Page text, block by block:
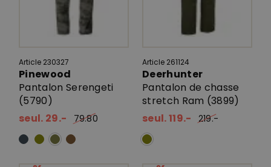
Article 230327
Pinewood
Pantalon Serengeti
(5790)
seul. 29.-
79.80
Article 261124
Deerhunter
Pantalon de chasse
stretch Ram (3899)
seul. 119.-
219.-